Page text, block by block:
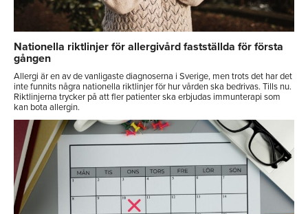
Nationella riktlinjer för allergivård fastställda för första
gången
Allergi är en av de vanligaste diagnoserna i Sverige, men trots det har det
inte funnits några nationella riktlinjer för hur vården ska bedrivas. Tills nu.
Riktlinjerna trycker på att fler patienter ska erbjudas immunterapi som
kan bota allergin.